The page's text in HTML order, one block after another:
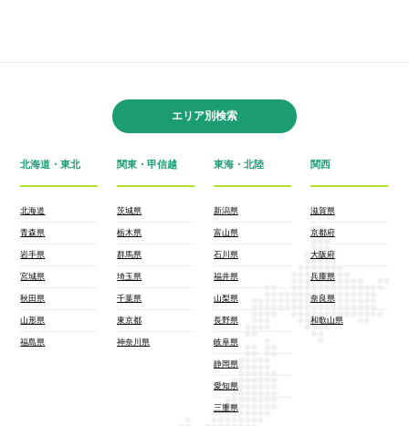
エリア別検索
北海道・東北
北海道
青森県
岩手県
宮城県
秋田県
山形県
福島県
関東・甲信越
茨城県
栃木県
群馬県
埼玉県
千葉県
東京都
神奈川県
東海・北陸
新潟県
富山県
石川県
福井県
山梨県
長野県
岐阜県
静岡県
愛知県
三重県
関西
滋賀県
京都府
大阪府
兵庫県
奈良県
和歌山県